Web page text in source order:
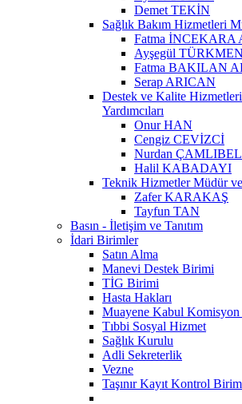
Demet TEKİN
Sağlık Bakım Hizmetleri
Fatma İNCEKARA
Ayşegül
Fatma BAKILAN
Serap ARICAN
Destek ve Kalite
Yardımcıları
Onur HAN
Cengiz CEVİZCİ
Nurdan ÇAMLIBEL
Halil KABADAYI
Teknik Hizmetler Müdür ve
Zafer KARAKAŞ
Tayfun TAN
Basın - İletişim ve Tanıtım
İdari Birimler
Satın Alma
Manevi Destek Birimi
TİG Birimi
Hasta Hakları
Muayene Kabul
Tıbbi Sosyal Hizmet
Sağlık Kurulu
Adli Sekreterlik
Vezne
Taşınır Kayıt Kontrol